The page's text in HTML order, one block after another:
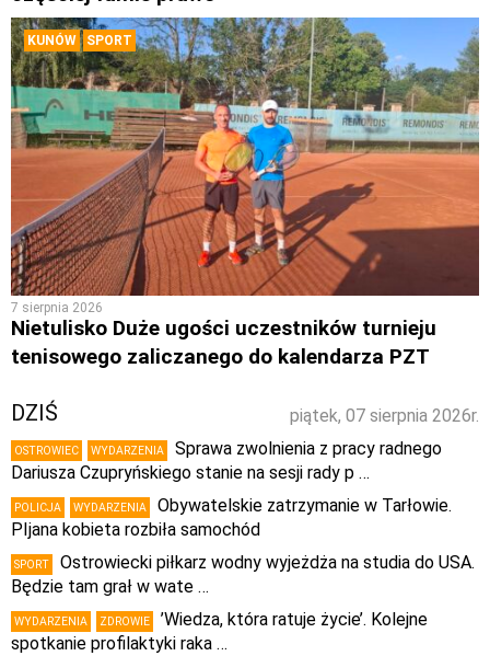
KUNÓW SPORT
7 sierpnia 2026
Nietulisko Duże ugości uczestników turnieju
tenisowego zaliczanego do kalendarza PZT
piątek, 07 sierpnia 2026r.
DZIŚ
OSTROWIEC WYDARZENIA
Sprawa zwolnienia z pracy radnego
Dariusza Czupryńskiego stanie na sesji rady p …
POLICJA WYDARZENIA
Obywatelskie zatrzymanie w Tarłowie.
PIjana kobieta rozbiła samochód
SPORT
Ostrowiecki piłkarz wodny wyjeżdża na studia do USA.
Będzie tam grał w wate …
WYDARZENIA ZDROWIE
’Wiedza, która ratuje życie’. Kolejne
spotkanie profilaktyki raka …